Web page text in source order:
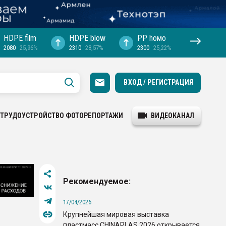
HDPE film
2080 25,96%
HDPE blow
2310 28,57%
PP hомо
2300 25,22%
ВХОД / РЕГИСТРАЦИЯ
ТРУДОУСТРОЙСТВО ФОТОРЕПОРТАЖИ ВИДЕОКАНАЛ
Рекомендуемое:
17/04/2026
Крупнейшая мировая выставка